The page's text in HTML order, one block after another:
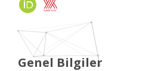
Genel Bilgiler